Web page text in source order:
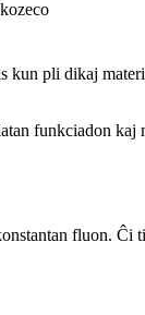
kun pli dikaj
funkciadon kaj
fluon.